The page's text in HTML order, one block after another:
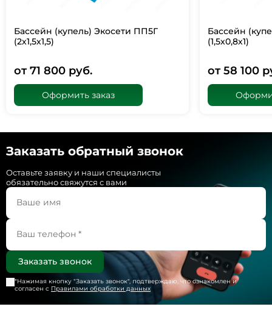
Бассейн (купель) Экосети ПП5Г
(2х1,5х1,5)
от 71 800 руб.
Оформить заказ
Бассейн
(1,5х0,8х1)
от 58 100
Заказать обратный звонок
Оставьте заявку и наши специалисты
обязательно свяжутся с вами
*Нажимая кнопку "Заказать звонок", подтверждаю, что ознакомлен и
согласен с Правилами обработки данных